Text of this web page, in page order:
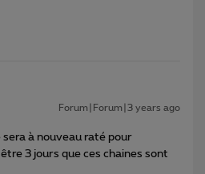
Forum|Forum|3 years ago
sera à nouveau raté pour
3 jours que ces chaines sont